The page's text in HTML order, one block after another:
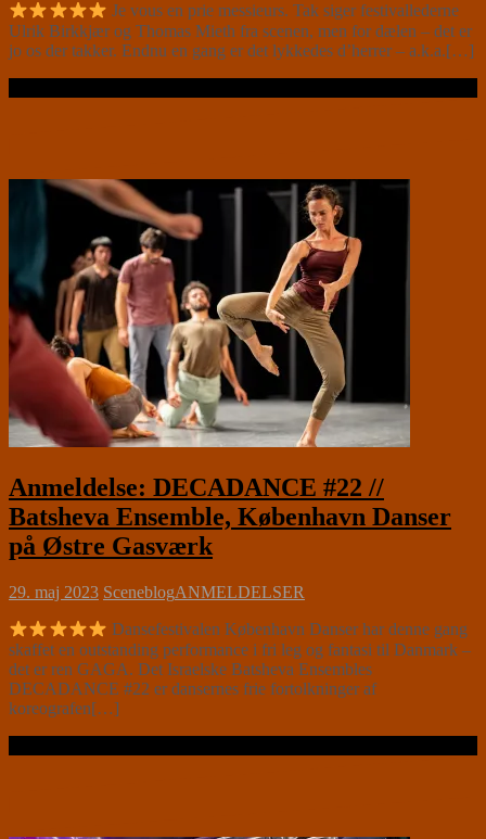
Je vous en prie messieurs. Tak siger festivallederne
Ulrik Birkkjær og Thomas Mieth fra scenen, men for dælen – det er
jo os der takker. Endnu en gang er det lykkedes d’herrer – a.k.a.[…]
Anmeldelse: DECADANCE #22 //
Batsheva Ensemble, København Danser
på Østre Gasværk
29. maj 2023 SceneblogANMELDELSER
Dansefestivalen København Danser har denne gang
skaffet en outstanding performance i fri leg og fantasi til Danmark –
det er ren GAGA. Det Israelske Batsheva Ensembles
DECADANCE #22 er dansernes frie fortolkninger af
koreografen[…]